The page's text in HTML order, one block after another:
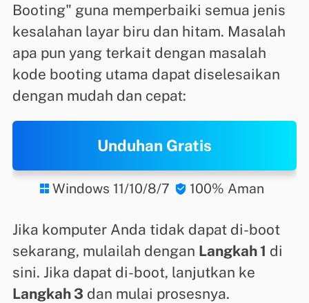
Booting" guna memperbaiki semua jenis
kesalahan layar biru dan hitam. Masalah
apa pun yang terkait dengan masalah
kode booting utama dapat diselesaikan
dengan mudah dan cepat:
Unduhan Gratis
 Windows 11/10/8/7  100% Aman
Jika komputer Anda tidak dapat di-boot
sekarang, mulailah dengan Langkah 1 di
sini. Jika dapat di-boot, lanjutkan ke
Langkah 3 dan mulai prosesnya.